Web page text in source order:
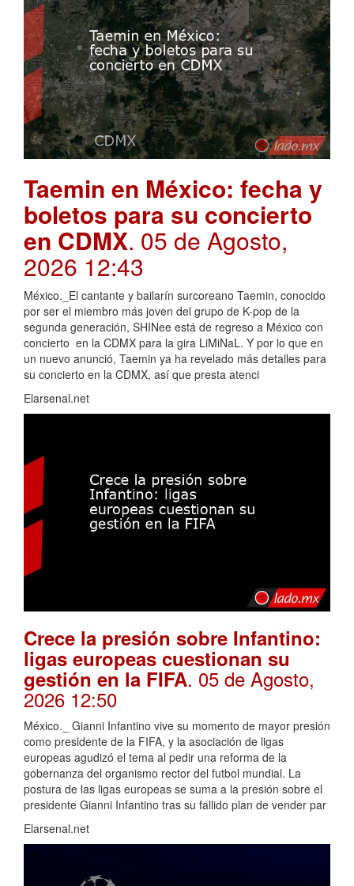
Taemin en México: fecha y
boletos para su concierto
en CDMX. 05 de Agosto,
2026 12:43
México._El cantante y bailarín surcoreano Taemin, conocido
por ser el miembro más joven del grupo de K-pop de la
segunda generación, SHINee está de regreso a México con
concierto en la CDMX para la gira LiMiNaL. Y por lo que en
un nuevo anunció, Taemin ya ha revelado más detalles para
su concierto en la CDMX, así que presta atenci
Elarsenal.net
Crece la presión sobre Infantino:
ligas europeas cuestionan su
gestión en la FIFA. 05 de Agosto,
2026 12:50
México._ Gianni Infantino vive su momento de mayor presión
como presidente de la FIFA, y la asociación de ligas
europeas agudizó el tema al pedir una reforma de la
gobernanza del organismo rector del futbol mundial. La
postura de las ligas europeas se suma a la presión sobre el
presidente Gianni Infantino tras su fallido plan de vender par
Elarsenal.net